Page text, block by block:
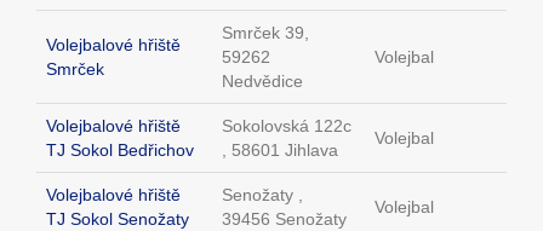
Volejbalové hřiště
Smrček
Smrček 39,
59262
Nedvědice
Volejbal
Volejbalové hřiště
TJ Sokol Bedřichov
Sokolovská 122c
, 58601 Jihlava
Volejbal
Volejbalové hřiště
TJ Sokol Senožaty
Senožaty ,
39456 Senožaty
Volejbal